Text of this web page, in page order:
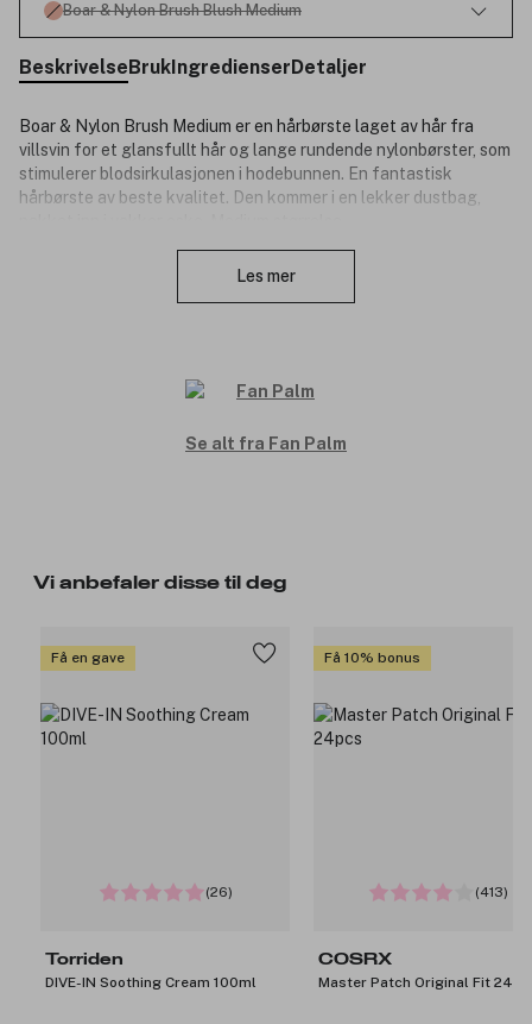
Boar & Nylon Brush Blush Medium
BeskrivelseBrukIngredienserDetaljer
Boar & Nylon Brush Medium er en hårbørste laget av hår fra
villsvin for et glansfullt hår og lange rundende nylonbørster, som
stimulerer blodsirkulasjonen i hodebunnen. En fantastisk
hårbørste av beste kvalitet. Den kommer i en lekker dustbag,
Les mer
Se alt fra Fan Palm
Vi anbefaler disse til deg
Få en gave
(26)
Torriden
DIVE-IN Soothing Cream 100ml
Få 10% bonus
(413)
COSRX
Master Patch Original Fit